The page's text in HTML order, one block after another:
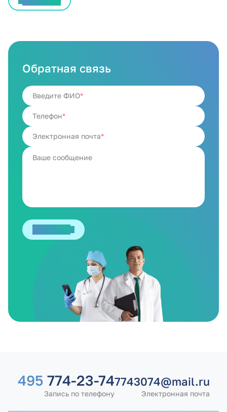
Обратная связь
Введите ФИО
Телефон
Электронная почта
495 774-23-74
Запись по телефону
7743074@mail.ru
Электронная почта